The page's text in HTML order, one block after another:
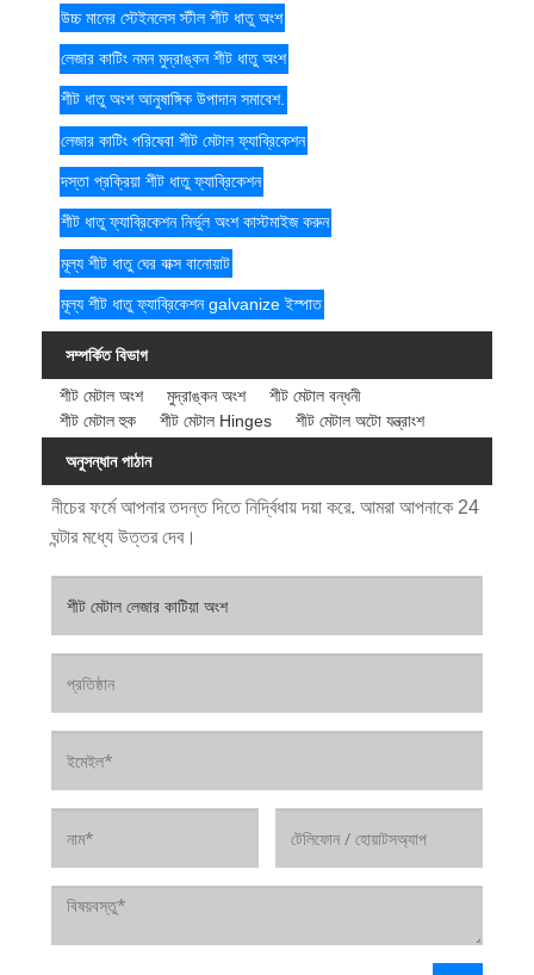
উচ্চ মানের স্টেইনলেস স্টীল শীট ধাতু অংশ
লেজার কাটিং নমন মুদ্রাঙ্কন শীট ধাতু অংশ
শীট ধাতু অংশ আনুষাঙ্গিক উপাদান সমাবেশ.
লেজার কাটিং পরিষেবা শীট মেটাল ফ্যাব্রিকেশন
দস্তা প্রক্রিয়া শীট ধাতু ফ্যাব্রিকেশন
শীট ধাতু ফ্যাব্রিকেশন নির্ভুল অংশ কাস্টমাইজ করুন
মূল্য শীট ধাতু ঘের বাক্স বানোয়াট
মূল্য শীট ধাতু ফ্যাব্রিকেশন galvanize ইস্পাত
সম্পর্কিত বিভাগ
শীট মেটাল অংশ মুদ্রাঙ্কন অংশ
শীট মেটাল বন্ধনী
শীট মেটাল হুক
শীট মেটাল Hinges শীট মেটাল অটো যন্ত্রাংশ
অনুসন্ধান পাঠান
নীচের ফর্মে আপনার তদন্ত দিতে নির্দ্বিধায় দয়া করে. আমরা আপনাকে 24
ঘন্টার মধ্যে উত্তর দেব।